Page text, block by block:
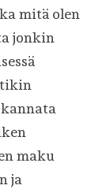
mitä olen
jonkin
maku
ja